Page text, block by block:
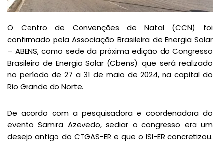
O Centro de Convenções de Natal (CCN) foi
confirmado pela Associação Brasileira de Energia Solar
– ABENS, como sede da próxima edição do Congresso
Brasileiro de Energia Solar (Cbens), que será realizado
no período de 27 a 31 de maio de 2024, na capital do
Rio Grande do Norte.
De acordo com a pesquisadora e coordenadora do
evento Samira Azevedo, sediar o congresso era um
desejo antigo do CTGAS-ER e que o ISI-ER concretizou.